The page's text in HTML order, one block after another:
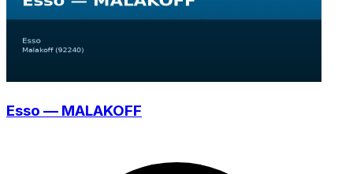
Esso — MALAKOFF